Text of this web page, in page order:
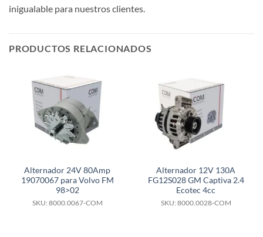
inigualable para nuestros clientes.
PRODUCTOS RELACIONADOS
Alternador 24V 80Amp
19070067 para Volvo FM
98>02
SKU: 8000.0067-COM
Alternador 12V 130A
FG12S028 GM Captiva 2.4
Ecotec 4cc
SKU: 8000.0028-COM